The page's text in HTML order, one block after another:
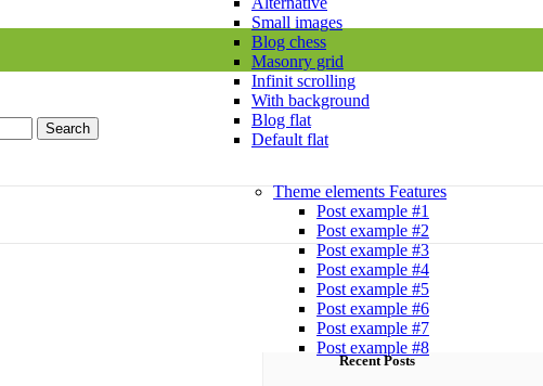
Search
Small images
Blog chess
Masonry grid
Infinit scrolling
With background
Blog flat
Default flat
Theme elements Features
Post example #1
Post example #2
Post example #3
Post example #4
Post example #5
Post example #6
Post example #7
Post example #8
Recent Posts